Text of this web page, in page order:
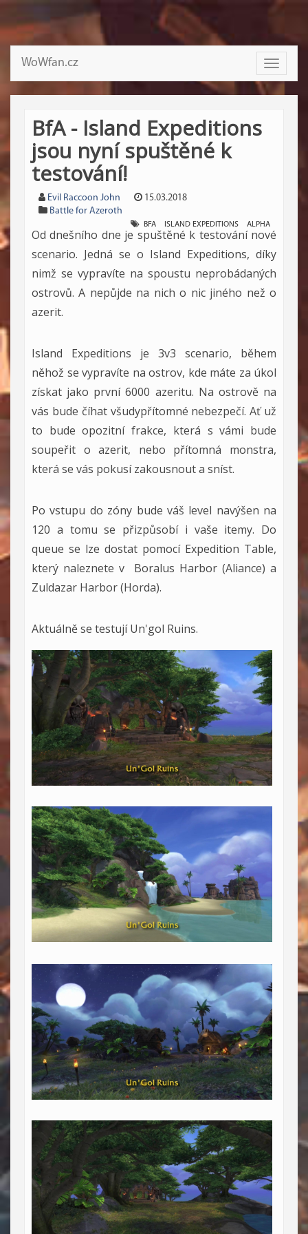
Toggle
WoWfan.cz
BfA - Island Expeditions
jsou nyní spuštěné k
testování!
Evil Raccoon John
15.03.2018
Battle for Azeroth
BFA ISLAND EXPEDITIONS ALPHA
Od dnešního dne je spuštěné k testování nové
scenario. Jedná se o Island Expeditions, díky
nimž se vypravíte na spoustu neprobádaných
ostrovů. A nepůjde na nich o nic jiného než o
azerit.
Island Expeditions je 3v3 scenario, během
něhož se vypravíte na ostrov, kde máte za úkol
získat jako první 6000 azeritu. Na ostrově na
vás bude číhat všudypřítomné nebezpečí. Ať už
to bude opozitní frakce, která s vámi bude
soupeřit o azerit, nebo přítomná monstra,
která se vás pokusí zakousnout a sníst.
Po vstupu do zóny bude váš level navýšen na
120 a tomu se přizpůsobí i vaše itemy. Do
queue se lze dostat pomocí Expedition Table,
který naleznete v Boralus Harbor (Aliance) a
Zuldazar Harbor (Horda).
Aktuálně se testují Un'gol Ruins.